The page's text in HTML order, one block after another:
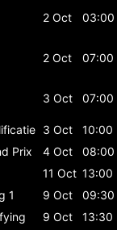
2 Oct 03:00
2 Oct 07:00
3 Oct 07:00
3 Oct
10:00
Prix 4 Oct
08:00
11 Oct 13:00
1 9 Oct
09:30
9 Oct
13:30